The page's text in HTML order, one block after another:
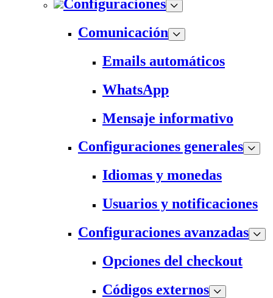
Configuraciones
Comunicación
Emails automáticos
WhatsApp
Mensaje informativo
Configuraciones generales
Idiomas y monedas
Usuarios y notificaciones
Configuraciones avanzadas
Opciones del checkout
Códigos externos